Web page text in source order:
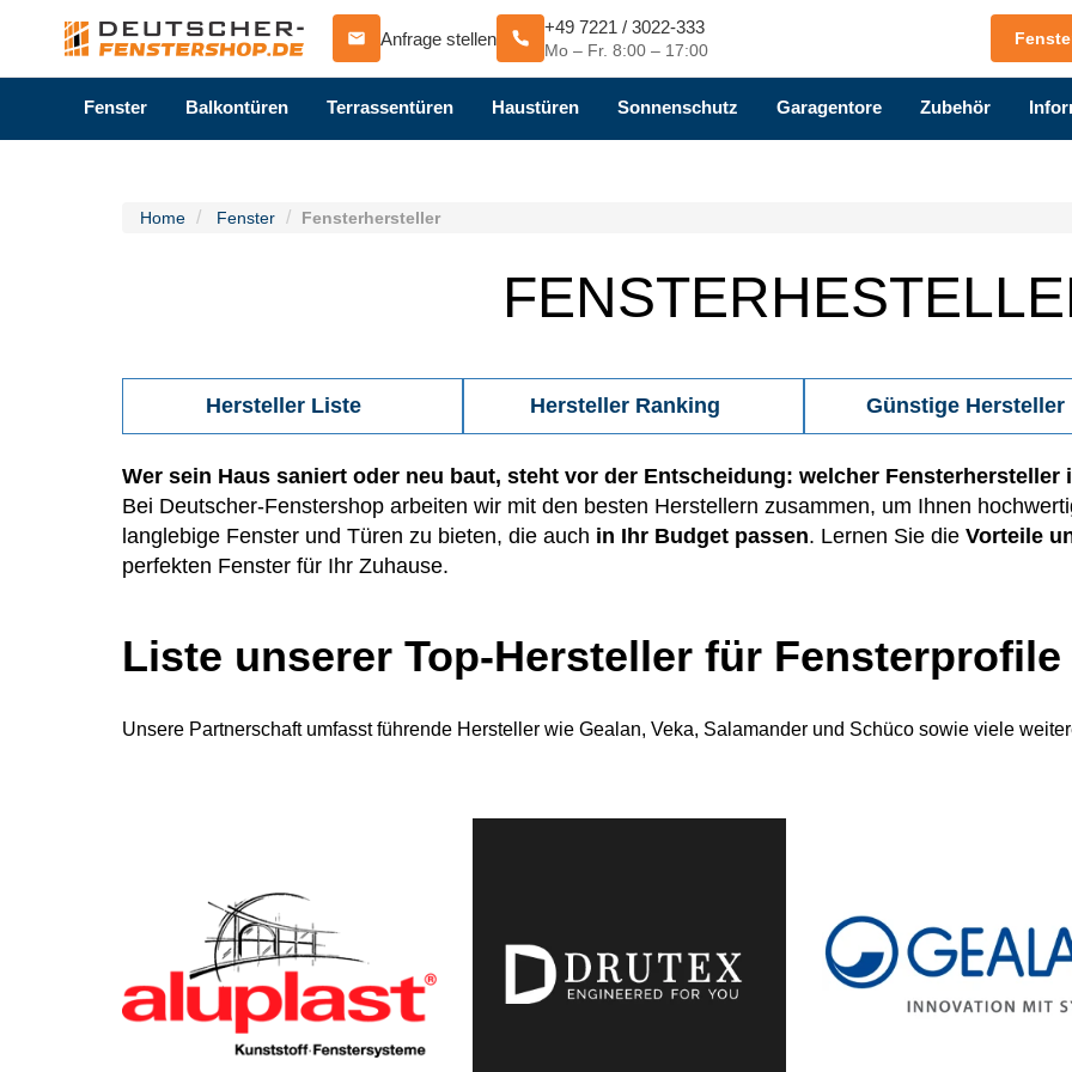
Anfrage stellen
+49 7221 / 3022-333
Mo – Fr. 8:00 – 17:00
Fenster Balkontüren Terrassentüren Haustüren Sonnenschutz Garagentore Zubehör
Home Fenster Fensterhersteller
Hersteller Liste Hersteller Ranking Günstige Hersteller
Wer sein Haus saniert oder neu baut, steht vor der Entscheidung: welcher Fensterhersteller
Bei Deutscher-Fenstershop arbeiten wir mit den besten Herstellern zusammen, um Ihnen
langlebige Fenster und Türen zu bieten, die auch in Ihr Budget passen. Lernen Sie die Vorteile
perfekten Fenster für Ihr Zuhause.
Liste unserer Top-Hersteller für Fensterprofile
Unsere Partnerschaft umfasst führende Hersteller wie Gealan, Veka, Salamander und Schüco sowie viele